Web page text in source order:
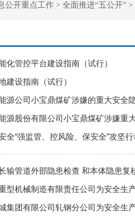
公开重点工作 > 全面推进“五公开” >
化管控平台建设指南（试行）
建设指南（试行）
源公司小宝鼎煤矿涉嫌的重大安全
源股份有限公司小宝鼎煤矿涉嫌重
全“强监管、控风险、保安全”攻坚
输管道外部隐患检查 和本体隐患复
型机械制造有限责任公司为安全生
集团有限公司轧钢分公司为安全生